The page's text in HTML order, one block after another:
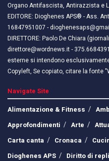
Organo Antifascista, Antirazzista e
EDITORE: Dioghenes APS® - Ass.
16847951007 -
DIRETTORE: Paolo De Chiara
direttore@wordnews.it -
esterne si intendono
Copyleft, Se copiato, citare la fonte
Navigate Site
Alimentazione & Fitness
Approfondimenti
Arte
Carta canta
Cronaca
Dioghenes APS
Diritto di